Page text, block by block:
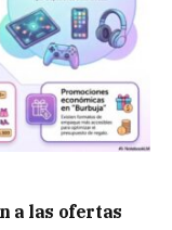
a las ofertas